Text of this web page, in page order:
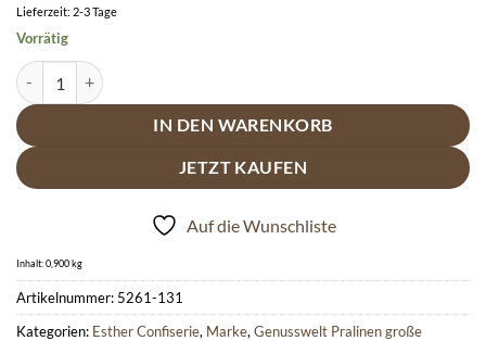
Lieferzeit: 2-3 Tage
Vorrätig
Esther 72er Präsentpackung mit und ohne Alkohol - 900g Trüffel und
IN DEN WARENKORB
JETZT KAUFEN
Auf die Wunschliste
Inhalt: 0,900kg
Artikelnummer: 5261-131
Kategorien: Esther Confiserie, Marke, Genusswelt Pralinen große